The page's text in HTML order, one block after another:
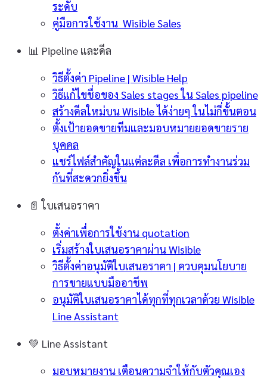
ระดับ
คู่มือการใช้งาน Wisible Sales
📊 Pipeline และดีล
วิธีตั้งค่า Pipeline | Wisible Help
วิธีแก้ไขชื่อของ Sales stages ใน Sales pipeline
สร้างดีลใหม่บน Wisible ได้ง่ายๆ ในไม่กี่ขั้นตอน
ตั้งเป้ายอดขายทีมและมอบหมายยอดขายราย
บุคคล
แชร์ไฟล์สำคัญในแต่ละดีล เพื่อการทำงานร่วม
กันที่สะดวกยิ่งขึ้น
📄 ใบเสนอราคา
ตั้งค่าเพื่อการใช้งาน quotation
เริ่มสร้างใบเสนอราคาผ่าน Wisible
วิธีตั้งค่าอนุมัติใบเสนอราคา | ควบคุมนโยบาย
การขายแบบมืออาชีพ
อนุมัติใบเสนอราคาได้ทุกที่ทุกเวลาด้วย Wisible
Line Assistant
💚 Line Assistant
มอบหมายงาน เตือนความจำให้กับตัวคุณเอง